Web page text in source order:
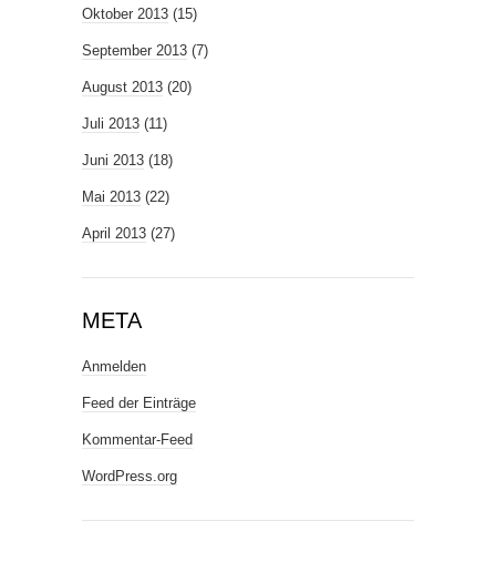
Oktober 2013 (15)
September 2013 (7)
August 2013 (20)
Juli 2013 (11)
Juni 2013 (18)
Mai 2013 (22)
April 2013 (27)
META
Anmelden
Feed der Einträge
Kommentar-Feed
WordPress.org